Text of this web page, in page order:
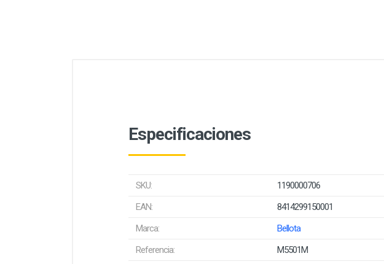
Especificaciones
SKU:
1190000706
EAN:
8414299150001
Marca:
Bellota
Referencia:
M5501M